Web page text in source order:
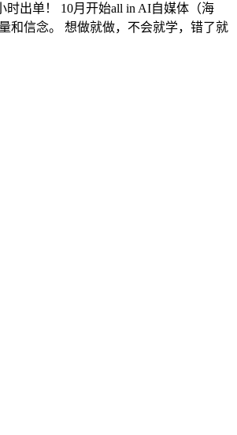
时出单！ 10月开始all in AI自媒体（海
和信念。 想做就做，不会就学，错了就